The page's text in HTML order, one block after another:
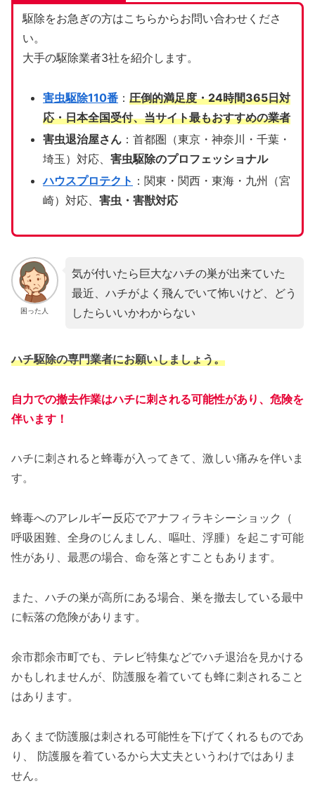
駆除をお急ぎの方はこちらからお問い合わせくださ
い。
大手の駆除業者3社を紹介します。
害虫駆除110番： 圧倒的満足度・24時間365日対
応・日本全国受付、当サイト最もおすすめの業者
害虫退治屋さん：首都圏（東京・神奈川・千葉・
埼玉）対応、 害虫駆除のプロフェッショナル
ハウスプロテクト ：関東・関西・東海・九州（宮
崎）対応、 害虫・害獣対応
困った人
気が付いたら巨大なハチの巣が出来ていた
最近、ハチがよく飛んでいて怖いけど、どう
したらいいかわからない
ハチ駆除の専門業者にお願いしましょう。
自力での撤去作業はハチに刺される可能性があり、危険を
伴います！
ハチに刺されると蜂毒が入ってきて、激しい痛みを伴いま
す。
蜂毒へのアレルギー反応でアナフィラキシーショック（
呼吸困難、全身のじんましん、嘔吐、浮腫）を起こす可能
性があり、最悪の場合、命を落とすこともあります。
また、ハチの巣が高所にある場合、巣を撤去している最中
に転落の危険があります。
余市郡余市町でも、テレビ特集などでハチ退治を見かける
かもしれませんが、防護服を着ていても蜂に刺されること
はあります。
あくまで防護服は刺される可能性を下げてくれるものであ
り、 防護服を着ているから大丈夫というわけではありま
せん。